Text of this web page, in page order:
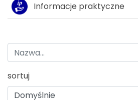
Informacje praktyczne
sortuj